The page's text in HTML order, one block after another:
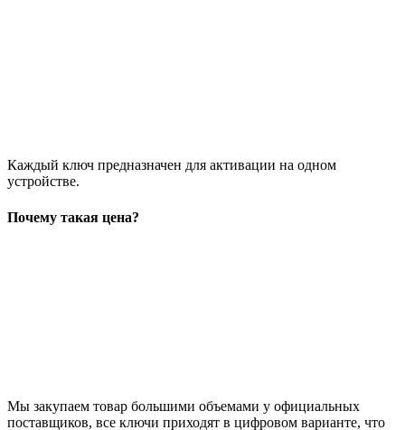
Каждый ключ предназначен для активации на одном
устройстве.
Почему такая цена?
Мы закупаем товар большими объемами у официальных
поставщиков, все ключи приходят в цифровом варианте, что